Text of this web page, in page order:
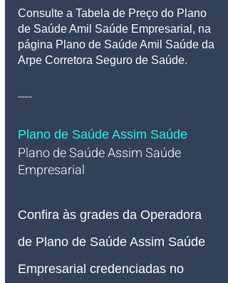
Consulte a Tabela de Preço do Plano
de Saúde Amil Saúde Empresarial, na
página Plano de Saúde Amil Saúde da
Arpe Corretora Seguro de Saúde.
----
Plano de Saúde Assim Saúde
Plano de Saúde Assim Saúde
Empresarial
Confira às grades da Operadora
de Plano de Saúde Assim Saúde
Empresarial credenciadas no